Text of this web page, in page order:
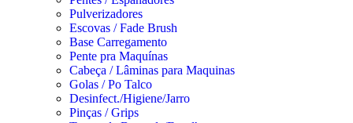
Pulverizadores
Escovas / Fade Brush
Base Carregamento
Pente pra Maquínas
Cabeça / Lâminas para Maquinas
Golas / Po Talco
Desinfect./Higiene/Jarro
Pinças / Grips